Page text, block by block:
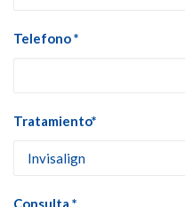
Telefono *
Tratamiento*
Consulta *